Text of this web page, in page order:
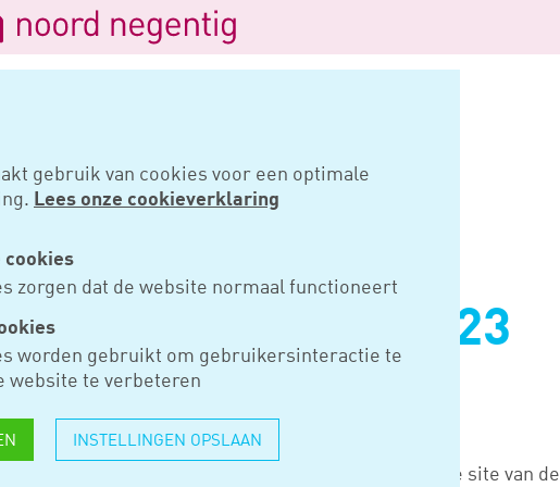
gebruik van cookies voor een optimale
Lees onze cookieverklaring
cookies
zorgen dat de website normaal functioneert
worden gebruikt om gebruikersinteractie te
website te verbeteren
INSTELLINGEN OPSLAAN
08, 2023
2023
‘Handboek Loonheffingen 2023’ is beschikbaar op de site van de